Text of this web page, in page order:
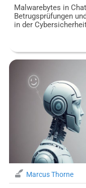
Malwarebytes in
Betrugsprüfungen
in der
Marcus Thorne